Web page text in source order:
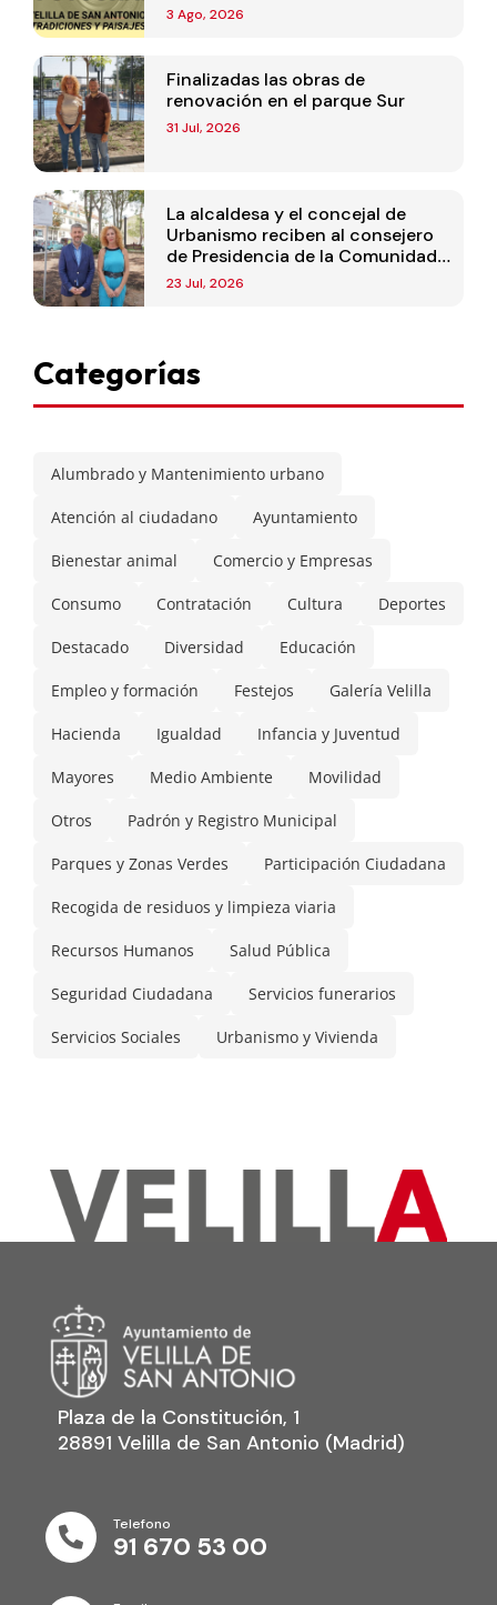
3 Ago, 2026
Finalizadas las obras de
renovación en el parque Sur
31 Jul, 2026
La alcaldesa y el concejal de
Urbanismo reciben al consejero
de Presidencia de la Comunidad
de Madrid
23 Jul, 2026
Categorías
Alumbrado y Mantenimiento urbano
Atención al ciudadano Ayuntamiento
Bienestar animal Comercio y Empresas
Consumo Contratación Cultura Deportes
Destacado Diversidad Educación
Empleo y formación Festejos Galería Velilla
Hacienda Igualdad Infancia y Juventud
Mayores Medio Ambiente Movilidad
Otros Padrón y Registro Municipal
Parques y Zonas Verdes Participación Ciudadana
Recogida de residuos y limpieza viaria
Recursos Humanos Salud Pública
Seguridad Ciudadana Servicios funerarios
Servicios Sociales Urbanismo y Vivienda
Plaza de la Constitución, 1
28891 Velilla de San Antonio (Madrid)

Telefono
91 670 53 00